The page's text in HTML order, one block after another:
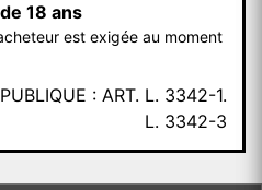
18 ans
est exigée au moment
: ART. L. 3342-1.
L. 3342-3